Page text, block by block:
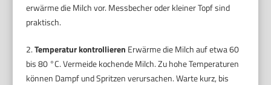
erwärme die Milch vor. Messbecher oder kleiner Topf sind
praktisch.
2.Temperatur kontrollieren Erwärme die Milch auf etwa 60
bis 80 °C. Vermeide kochende Milch. Zu hohe Temperaturen
können Dampf und Spritzen verursachen. Warte kurz, bis